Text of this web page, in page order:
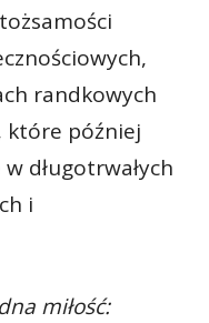
randkowych
które później
długotrwałych
i
miłość: